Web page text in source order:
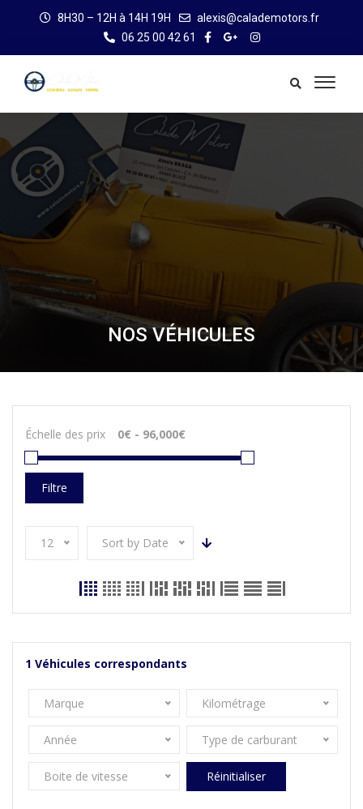
8H30 – 12H à 14H 19H
alexis@calademotors.fr
06 25 00 42 61
NOS VÉHICULES
Échelle des prix
Filtre
12 Sort by Date
1 Véhicules correspondants
Marque Kilométrage
Année Type de carburant
Boite de vitesse Réinitialiser